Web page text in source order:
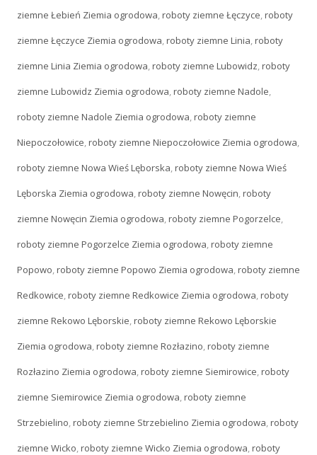
ziemne Łebień Ziemia ogrodowa,roboty ziemne Łęczyce,roboty
ziemne Łęczyce Ziemia ogrodowa,roboty ziemne Linia,roboty
ziemne Linia Ziemia ogrodowa,roboty ziemne Lubowidz,roboty
ziemne Lubowidz Ziemia ogrodowa,roboty ziemne Nadole,
roboty ziemne Nadole Ziemia ogrodowa,roboty ziemne
Niepoczołowice,roboty ziemne Niepoczołowice Ziemia ogrodowa,
roboty ziemne Nowa Wieś Lęborska,roboty ziemne Nowa Wieś
Lęborska Ziemia ogrodowa,roboty ziemne Nowęcin,roboty
ziemne Nowęcin Ziemia ogrodowa,roboty ziemne Pogorzelce,
roboty ziemne Pogorzelce Ziemia ogrodowa,roboty ziemne
Popowo,roboty ziemne Popowo Ziemia ogrodowa,roboty ziemne
Redkowice,roboty ziemne Redkowice Ziemia ogrodowa,roboty
ziemne Rekowo Lęborskie,roboty ziemne Rekowo Lęborskie
Ziemia ogrodowa,roboty ziemne Rozłazino,roboty ziemne
Rozłazino Ziemia ogrodowa,roboty ziemne Siemirowice,roboty
ziemne Siemirowice Ziemia ogrodowa,roboty ziemne
Strzebielino,roboty ziemne Strzebielino Ziemia ogrodowa,roboty
ziemne Wicko,roboty ziemne Wicko Ziemia ogrodowa,roboty